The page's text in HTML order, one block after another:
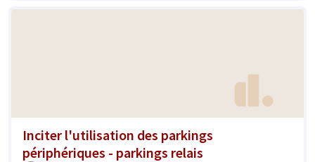
Inciter l'utilisation des parkings
périphériques - parkings relais